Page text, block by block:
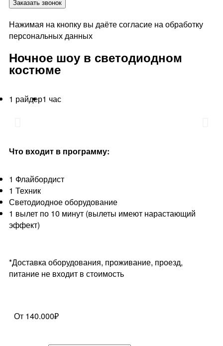
Заказать звонок
Нажимая на кнопку вы даёте согласие на обработку
персональных данных
Ночное шоу в светодиодном
костюме
1 райдер1 час
Что входит в программу:
1 Флайбордист
1 Техник
Светодиодное оборудование
1 вылет по 10 минут (вылеты имеют нарастающий
эффект)
*Доставка оборудования, проживание, проезд,
питание не входит в стоимость
От 140.000₽